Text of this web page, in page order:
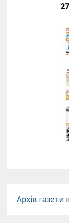
Архів газети